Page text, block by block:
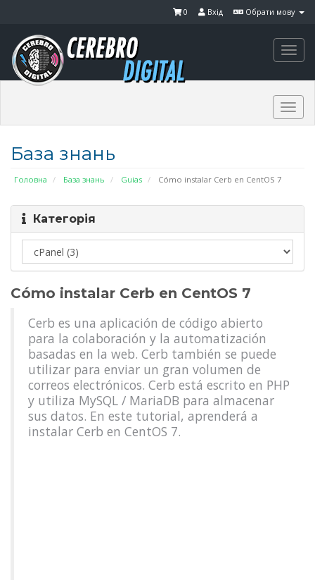
Обрати мову
Вхід
0
База знань
Головна База знань Guias Cómo instalar Cerb en CentOS 7
Категорія
Cómo instalar Cerb en CentOS 7
Cerb es una aplicación de código abierto
para la colaboración y la automatización
basadas en la web. Cerb también se puede
utilizar para enviar un gran volumen de
correos electrónicos. Cerb está escrito en PHP
y utiliza MySQL / MariaDB para almacenar
sus datos. En este tutorial, aprenderá a
instalar Cerb en CentOS 7.